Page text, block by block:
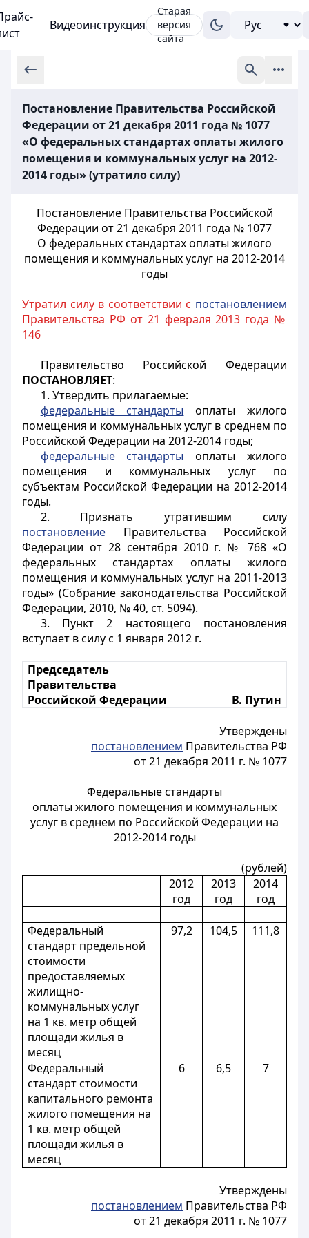
Видеоинструкция
Старая
версия
сайта
Постановление Правительства Российской
Федерации от 21 декабря 2011 года № 1077
«О федеральных стандартах оплаты жилого
помещения и коммунальных услуг на 2012-
2014 годы» (утратило силу)
Постановление Правительства Российской
Федерации от 21 декабря 2011 года № 1077
О федеральных стандартах оплаты жилого
помещения и коммунальных услуг на 2012-2014
годы
Утратил силу в соответствии с постановлением
Правительства РФ от 21 февраля 2013 года №
146
Правительство Российской Федерации
ПОСТАНОВЛЯЕТ:
1. Утвердить прилагаемые:
федеральные стандарты оплаты жилого
помещения и коммунальных услуг в среднем по
Российской Федерации на 2012-2014 годы;
федеральные стандарты оплаты жилого
помещения и коммунальных услуг по
субъектам Российской Федерации на 2012-2014
годы.
2. Признать утратившим силу
постановление Правительства Российской
Федерации от 28 сентября 2010 г. № 768 «О
федеральных стандартах оплаты жилого
помещения и коммунальных услуг на 2011-2013
годы» (Собрание законодательства Российской
Федерации, 2010, № 40, ст. 5094).
3. Пункт 2 настоящего постановления
вступает в силу с 1 января 2012 г.
Председатель
Правительства
Российской Федерации
В. Путин
Утверждены
постановлением Правительства РФ
от 21 декабря 2011 г. № 1077
Федеральные стандарты
оплаты жилого помещения и коммунальных
услуг в среднем по Российской Федерации на
2012-2014 годы
(рублей)
2012
год
2013
год
2014
год
Федеральный
стандарт предельной
стоимости
предоставляемых
жилищно-
коммунальных услуг
на 1 кв. метр общей
площади жилья в
месяц
97,2 104,5 111,8
Федеральный
стандарт стоимости
капитального ремонта
жилого помещения на
1 кв. метр общей
площади жилья в
месяц
6 6,5 7
Утверждены
постановлением Правительства РФ
от 21 декабря 2011 г. № 1077